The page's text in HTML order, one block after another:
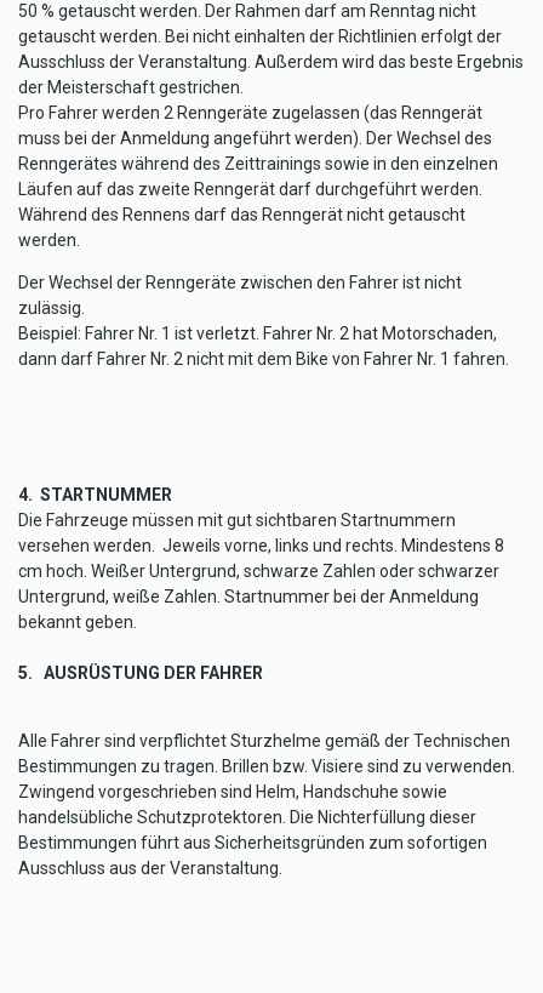
50 % getauscht werden. Der Rahmen darf am Renntag nicht
getauscht werden. Bei nicht einhalten der Richtlinien erfolgt der
Ausschluss der Veranstaltung. Außerdem wird das beste Ergebnis
der Meisterschaft gestrichen.
Pro Fahrer werden 2 Renngeräte zugelassen (das Renngerät
muss bei der Anmeldung angeführt werden). Der Wechsel des
Renngerätes während des Zeittrainings sowie in den einzelnen
Läufen auf das zweite Renngerät darf durchgeführt werden.
Während des Rennens darf das Renngerät nicht getauscht
werden.
Der Wechsel der Renngeräte zwischen den Fahrer ist nicht
zulässig.
Beispiel: Fahrer Nr. 1 ist verletzt. Fahrer Nr. 2 hat Motorschaden,
dann darf Fahrer Nr. 2 nicht mit dem Bike von Fahrer Nr. 1 fahren.
4. STARTNUMMER
Die Fahrzeuge müssen mit gut sichtbaren Startnummern
versehen werden. Jeweils vorne, links und rechts. Mindestens 8
cm hoch. Weißer Untergrund, schwarze Zahlen oder schwarzer
Untergrund, weiße Zahlen. Startnummer bei der Anmeldung
bekannt geben.
5. AUSRÜSTUNG DER FAHRER
Alle Fahrer sind verpflichtet Sturzhelme gemäß der Technischen
Bestimmungen zu tragen. Brillen bzw. Visiere sind zu verwenden.
Zwingend vorgeschrieben sind Helm, Handschuhe sowie
handelsübliche Schutzprotektoren. Die Nichterfüllung dieser
Bestimmungen führt aus Sicherheitsgründen zum sofortigen
Ausschluss aus der Veranstaltung.